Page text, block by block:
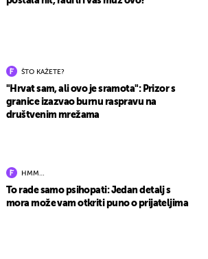
ŠTO KAŽETE?
"Hrvat sam, ali ovo je sramota": Prizor s
granice izazvao burnu raspravu na
društvenim mrežama
HMM…
To rade samo psihopati: Jedan detalj s
mora može vam otkriti puno o prijateljima